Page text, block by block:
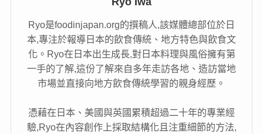
Ryo是foodinjapan.org的撰稿人,該媒體總部位於日
本,專注於報導日本的飲食傳統、地方特色與飲食文
化。Ryo在日本出生成長,對日本料理與風俗擁有第
一手的了解,這份了解來自多年走訪各地、造訪當地
市場並直接向地方飲食傳統學習的親身經歷。
憑藉在日本、美國與英國累積超過二十年的專業經
驗,Ryo在內容創作上採取結構化且注重細節的方法,